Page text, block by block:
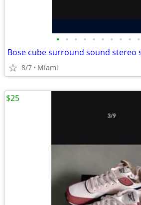
• • • • • • • • • •
Bose cube surround sound stereo
8/7 Miami
$25